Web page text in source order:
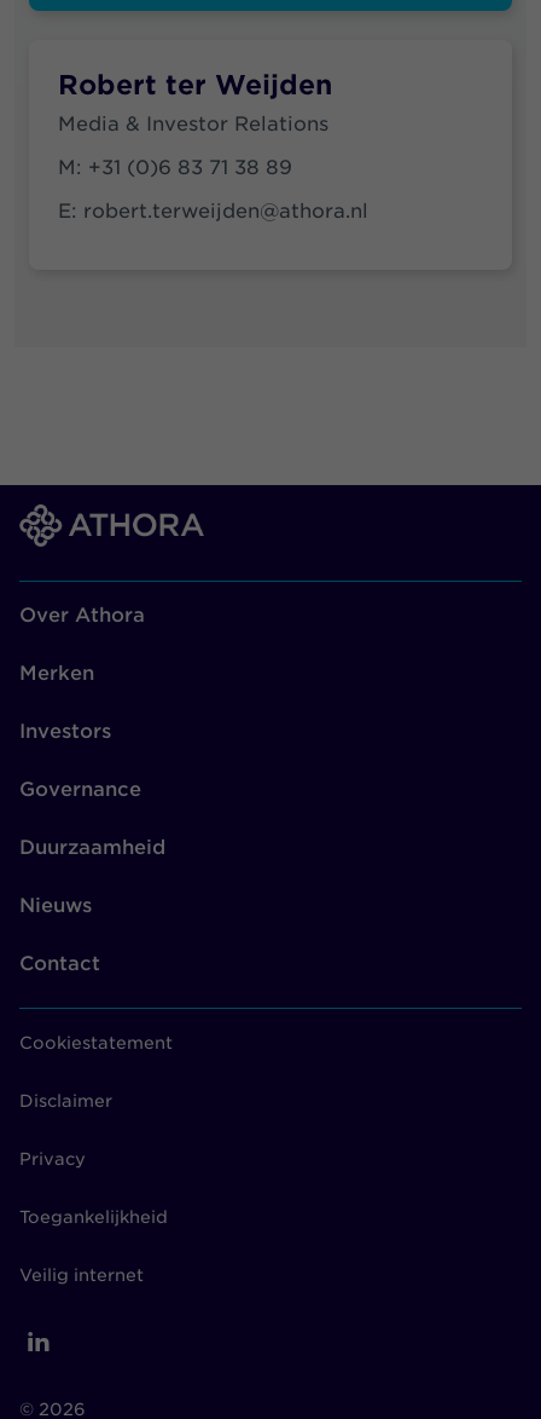
Robert ter Weijden
Media & Investor Relations
M: +31 (0)6 83 71 38 89
E: robert.terweijden@athora.nl
Over Athora
Merken
Investors
Governance
Duurzaamheid
Nieuws
Contact
Cookiestatement
Disclaimer
Privacy
Toegankelijkheid
Veilig internet
© 2026